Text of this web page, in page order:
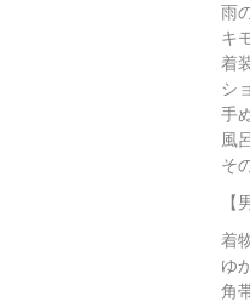
雨
キ
着
シ
手
風
そ
【
着
ゆ
角